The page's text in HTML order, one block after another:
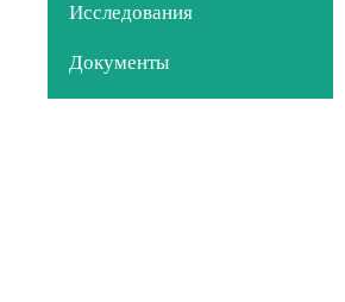
Исследования
Документы